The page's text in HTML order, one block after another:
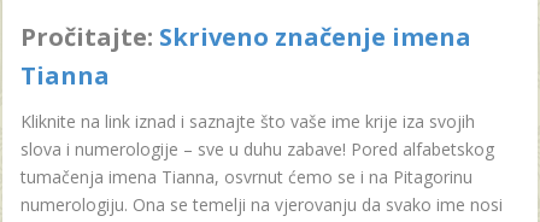
Pročitajte: Skriveno značenje imena
Tianna
Kliknite na link iznad i saznajte što vaše ime krije iza svojih
slova i numerologije – sve u duhu zabave! Pored alfabetskog
tumačenja imena Tianna, osvrnut ćemo se i na Pitagorinu
numerologiju. Ona se temelji na vjerovanju da svako ime nosi